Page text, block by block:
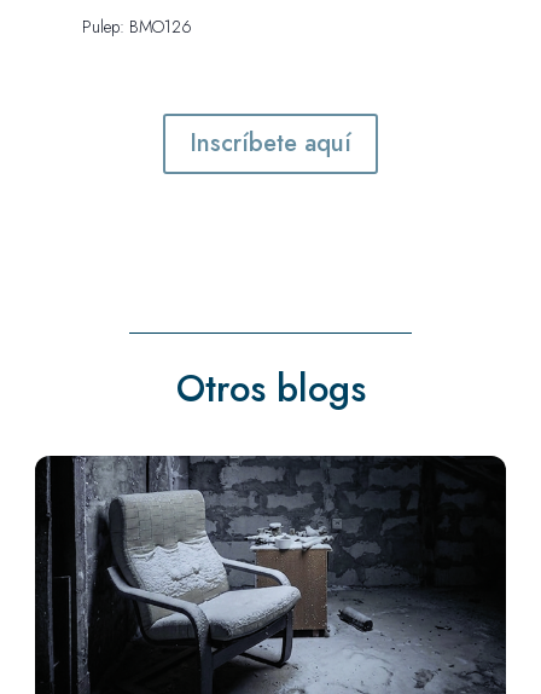
Pulep: BMO126
Inscríbete aquí
Otros blogs